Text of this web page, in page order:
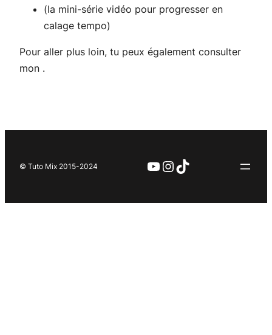
(la mini-série vidéo pour progresser en
calage tempo)
Pour aller plus loin, tu peux également consulter
mon .
© Tuto Mix 2015-2024 YouTube
Instagram
TikTok